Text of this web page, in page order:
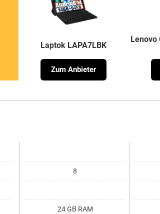
Laptok LAPA7LBK
Zum Anbieter
Lenovo
8
24 GB RAM